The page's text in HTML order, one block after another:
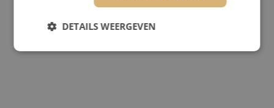
DETAILS WEERGEVEN